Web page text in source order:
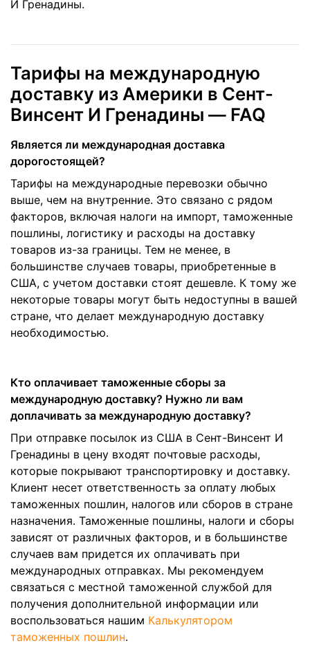
И Гренадины.
Тарифы на международную
доставку из Америки в Сент-
Винсент И Гренадины — FAQ
Является ли международная доставка
дорогостоящей?
Тарифы на международные перевозки обычно
выше, чем на внутренние. Это связано с рядом
факторов, включая налоги на импорт, таможенные
пошлины, логистику и расходы на доставку
товаров из-за границы. Тем не менее, в
большинстве случаев товары, приобретенные в
США, с учетом доставки стоят дешевле. К тому же
некоторые товары могут быть недоступны в вашей
стране, что делает международную доставку
необходимостью.
Кто оплачивает таможенные сборы за
международную доставку? Нужно ли вам
доплачивать за международную доставку?
При отправке посылок из США в Сент-Винсент И
Гренадины в цену входят почтовые расходы,
которые покрывают транспортировку и доставку.
Клиент несет ответственность за оплату любых
таможенных пошлин, налогов или сборов в стране
назначения. Таможенные пошлины, налоги и сборы
зависят от различных факторов, и в большинстве
случаев вам придется их оплачивать при
международных отправках. Мы рекомендуем
связаться с местной таможенной службой для
получения дополнительной информации или
воспользоваться нашим Калькулятором
таможенных пошлин.